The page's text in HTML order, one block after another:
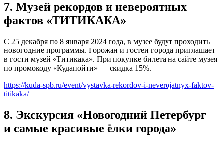
7. Музей рекордов и невероятных
фактов «ТИТИКАКА»
С 25 декабря по 8 января 2024 года, в музее будут проходить
новогодние программы. Горожан и гостей города приглашает
в гости музей «Титикака». При покупке билета на сайте музея
по промокоду «Кудапойти» — скидка 15%.
https://kuda-spb.ru/event/vystavka-rekordov-i-neverojatnyx-faktov-
titikaka/
8. Экскурсия «Новогодний Петербург
и самые красивые ёлки города»